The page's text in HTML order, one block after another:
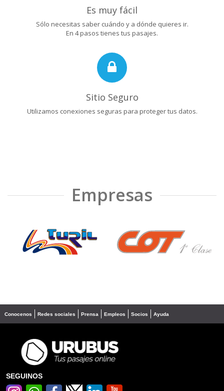
Es muy fácil
Sólo necesitas saber cuándo y a dónde quieres ir.
En 4 pasos tienes tus pasajes.
Sitio Seguro
Utilizamos conexiones seguras para proteger tus datos.
Empresas
❮ ❯
Conocenos Redes sociales Prensa Empleos Socios Ayuda
SEGUINOS